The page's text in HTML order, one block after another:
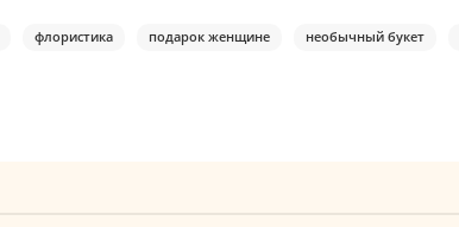
флористика подарок женщине необычный букет